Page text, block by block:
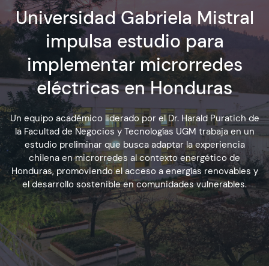
Facultades y Escuelas
Vinculación con el Medio
Investigación
Acreditación
Admisión
Dirección de Desarrollo Estudiantil
Becas y Beneficios
Estudiantes
Universidad Gabriela Mistral
impulsa estudio para
implementar microrredes
eléctricas en Honduras
Un equipo académico liderado por el Dr. Harald Puratich de
la Facultad de Negocios y Tecnologías UGM trabaja en un
estudio preliminar que busca adaptar la experiencia
chilena en microrredes al contexto energético de
Honduras, promoviendo el acceso a energías renovables y
el desarrollo sostenible en comunidades vulnerables.